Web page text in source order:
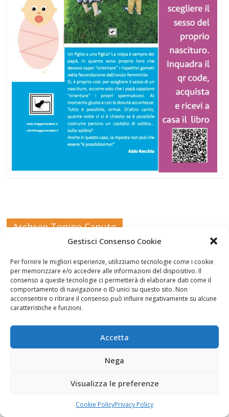
Gestisci Consenso Cookie
Per fornire le migliori esperienze, utilizziamo tecnologie come i cookie
per memorizzare e/o accedere alle informazioni del dispositivo. Il
consenso a queste tecnologie ci permetterà di elaborare dati come il
comportamento di navigazione o ID unici su questo sito. Non
acconsentire o ritirare il consenso può influire negativamente su alcune
caratteristiche e funzioni.
Accetta
Nega
Visualizza le preferenze
Cookie PolicyPrivacy Policy
Archivio Tonino Caputo